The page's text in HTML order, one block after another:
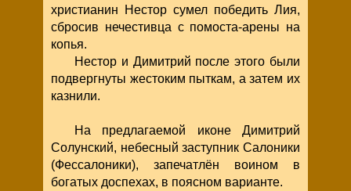
христианин Нестор сумел победить Лия,
сбросив нечестивца с помоста-арены на
копья.
Нестор и Димитрий после этого были
подвергнуты жестоким пыткам, а затем их
казнили.
На предлагаемой иконе Димитрий
Солунский, небесный заступник Салоники
(Фессалоники), запечатлён воином в
богатых доспехах, в поясном варианте.